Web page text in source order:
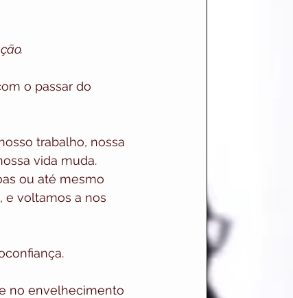
o passar do
trabalho, nossa
vida muda.
ou até mesmo
e voltamos a nos
no envelhecimento